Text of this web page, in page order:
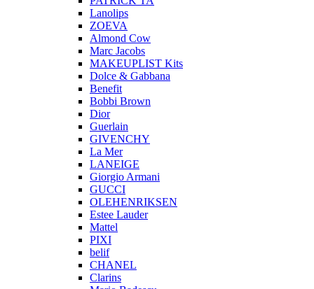
Lanolips
ZOEVA
Almond Cow
Marc Jacobs
MAKEUPLIST Kits
Dolce & Gabbana
Benefit
Bobbi Brown
Dior
Guerlain
GIVENCHY
La Mer
LANEIGE
Giorgio Armani
GUCCI
OLEHENRIKSEN
Estee Lauder
Mattel
PIXI
belif
CHANEL
Clarins